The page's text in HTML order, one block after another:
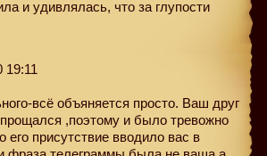
и удивлялась, что за глупости
19:11
всё объяняется просто. Ваш друг
,поэтому и было тревожно
его присутствие вводило вас в